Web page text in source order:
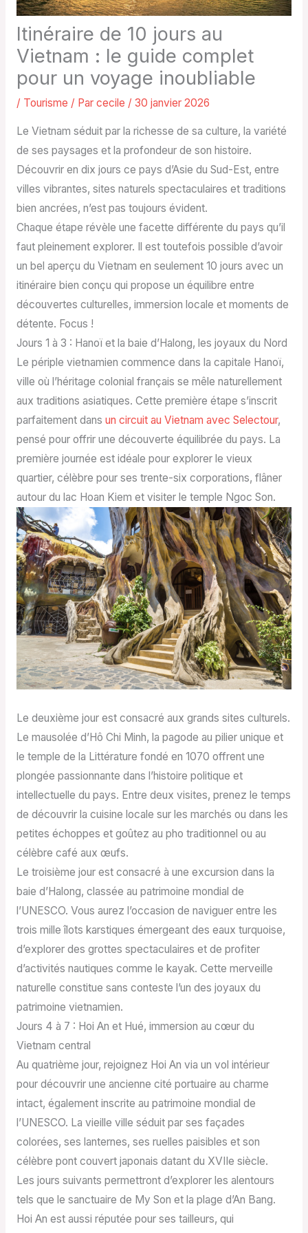
Itinéraire de 10 jours au
Vietnam : le guide complet
pour un voyage inoubliable
/ Tourisme / Par cecile / 30 janvier 2026
Le Vietnam séduit par la richesse de sa culture, la variété
de ses paysages et la profondeur de son histoire.
Découvrir en dix jours ce pays d’Asie du Sud-Est, entre
villes vibrantes, sites naturels spectaculaires et traditions
bien ancrées, n’est pas toujours évident.
Chaque étape révèle une facette différente du pays qu’il
faut pleinement explorer. Il est toutefois possible d’avoir
un bel aperçu du Vietnam en seulement 10 jours avec un
itinéraire bien conçu qui propose un équilibre entre
découvertes culturelles, immersion locale et moments de
détente. Focus !
Jours 1 à 3 : Hanoï et la baie d’Halong, les joyaux du Nord
Le périple vietnamien commence dans la capitale Hanoï,
ville où l’héritage colonial français se mêle naturellement
aux traditions asiatiques. Cette première étape s’inscrit
parfaitement dans un circuit au Vietnam avec Selectour,
pensé pour offrir une découverte équilibrée du pays. La
première journée est idéale pour explorer le vieux
quartier, célèbre pour ses trente-six corporations, flâner
autour du lac Hoan Kiem et visiter le temple Ngoc Son.
Le deuxième jour est consacré aux grands sites culturels.
Le mausolée d’Hô Chi Minh, la pagode au pilier unique et
le temple de la Littérature fondé en 1070 offrent une
plongée passionnante dans l’histoire politique et
intellectuelle du pays. Entre deux visites, prenez le temps
de découvrir la cuisine locale sur les marchés ou dans les
petites échoppes et goûtez au pho traditionnel ou au
célèbre café aux œufs.
Le troisième jour est consacré à une excursion dans la
baie d’Halong, classée au patrimoine mondial de
l’UNESCO. Vous aurez l’occasion de naviguer entre les
trois mille îlots karstiques émergeant des eaux turquoise,
d’explorer des grottes spectaculaires et de profiter
d’activités nautiques comme le kayak. Cette merveille
naturelle constitue sans conteste l’un des joyaux du
patrimoine vietnamien.
Jours 4 à 7 : Hoi An et Hué, immersion au cœur du
Vietnam central
Au quatrième jour, rejoignez Hoi An via un vol intérieur
pour découvrir une ancienne cité portuaire au charme
intact, également inscrite au patrimoine mondial de
l’UNESCO. La vieille ville séduit par ses façades
colorées, ses lanternes, ses ruelles paisibles et son
célèbre pont couvert japonais datant du XVIIe siècle.
Les jours suivants permettront d’explorer les alentours
tels que le sanctuaire de My Son et la plage d’An Bang.
Hoi An est aussi réputée pour ses tailleurs, qui